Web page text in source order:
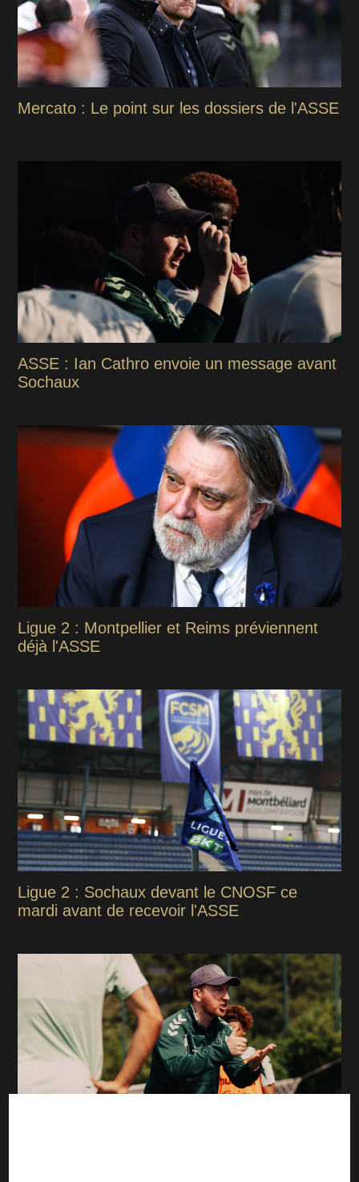
Mercato : Le point sur les dossiers de l'ASSE
ASSE : Ian Cathro envoie un message avant
Sochaux
Ligue 2 : Montpellier et Reims préviennent
déjà l'ASSE
Ligue 2 : Sochaux devant le CNOSF ce
mardi avant de recevoir l'ASSE